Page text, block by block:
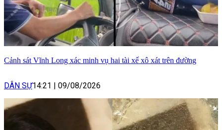
Cảnh sát Vĩnh Long xác minh vụ hai tài xế xô xát trên đường
DÂN SỰ14:21 09/08/2026